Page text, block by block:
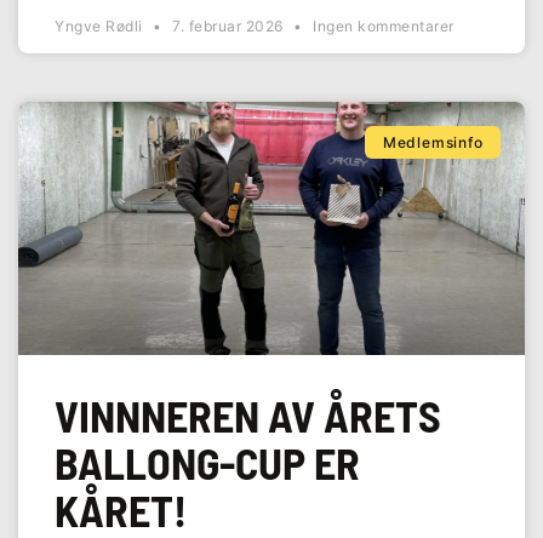
Yngve Rødli 7. februar 2026 Ingen kommentarer
Medlemsinfo
VINNNEREN AV ÅRETS
BALLONG-CUP ER
KÅRET!